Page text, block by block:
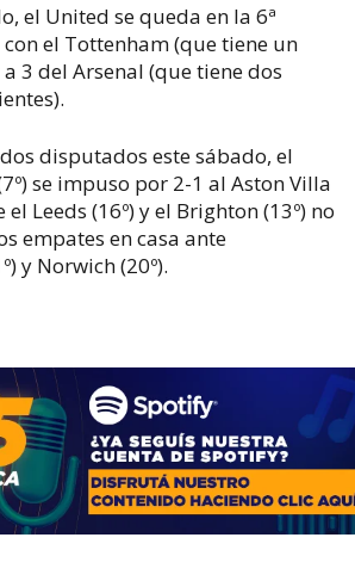
el United se queda en la 6ª
el Tottenham (que tiene un
3 del Arsenal (que tiene dos
disputados este sábado, el
se impuso por 2-1 al Aston Villa
Leeds (16º) y el Brighton (13º) no
empates en casa ante
y Norwich (20º).